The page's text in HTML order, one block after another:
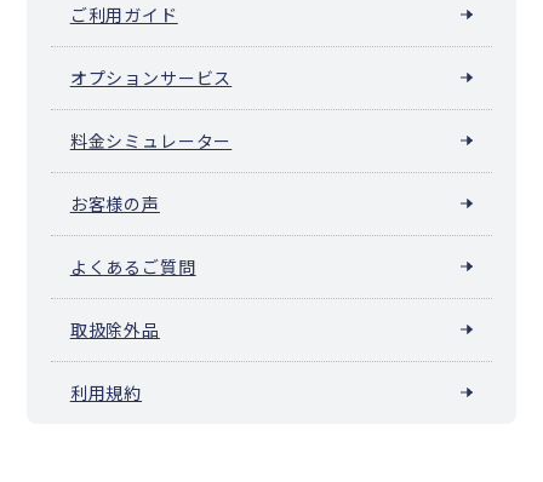
ご利用ガイド
オプションサービス
料金シミュレーター
お客様の声
よくあるご質問
取扱除外品
利用規約